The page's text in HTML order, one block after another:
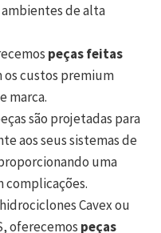
de alta
peças feitas
custos premium
marca.
são projetadas para
aos seus sistemas de
uma
complicações.
Cavex ou
oferecemos peças